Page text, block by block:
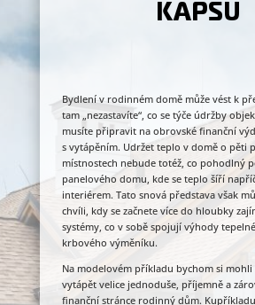
KAPSU
Bydlení v rodinném domě může vést k
tam „nezastavíte“, co se týče údržby
musíte připravit na obrovské finanční
s vytápěním. Udržet teplo v domě o pěti
místnostech nebude totéž, co pohodlný
panelového domu, kde se teplo šíří
interiérem. Tato snová představa však
chvíli, kdy se začnete více do hloubky
systémy, co v sobě spojují výhody
krbového výměníku.
Na modelovém příkladu bychom si
vytápět velice jednoduše, příjemně a
finanční stránce rodinný dům.